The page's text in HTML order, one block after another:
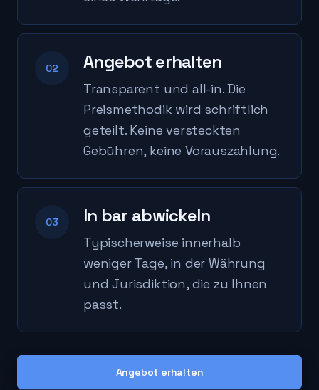
02 Angebot erhalten
Transparent und all-in. Die
Preismethodik wird schriftlich
geteilt. Keine versteckten
Gebühren, keine Vorauszahlung.
03 In bar abwickeln
Typischerweise innerhalb
weniger Tage, in der Währung
und Jurisdiktion, die zu Ihnen
passt.
Angebot erhalten